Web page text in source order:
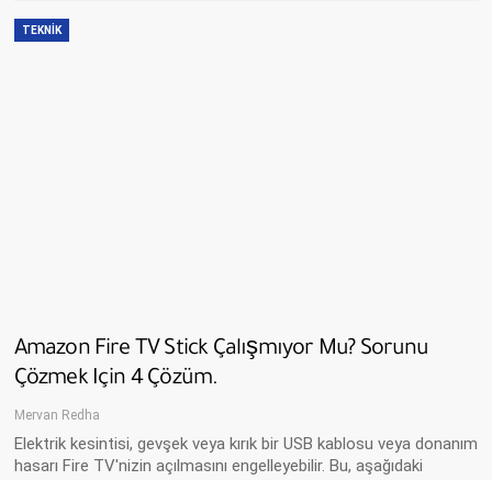
TEKNIK
Amazon Fire TV Stick Çalışmıyor Mu? Sorunu
Çözmek Için 4 Çözüm.
Mervan Redha
Elektrik kesintisi, gevşek veya kırık bir USB kablosu veya donanım
hasarı Fire TV'nizin açılmasını engelleyebilir. Bu, aşağıdaki